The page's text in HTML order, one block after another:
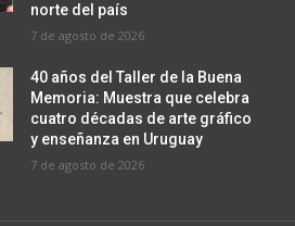
norte del país
7 de agosto de 2026
40 años del Taller de la Buena
Memoria: Muestra que celebra
cuatro décadas de arte gráfico
y enseñanza en Uruguay
7 de agosto de 2026